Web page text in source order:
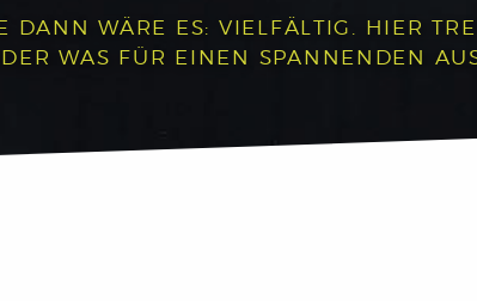
WÄRE ES: VIELFÄLTIG. HIER
WAS FÜR EINEN SPANNENDEN